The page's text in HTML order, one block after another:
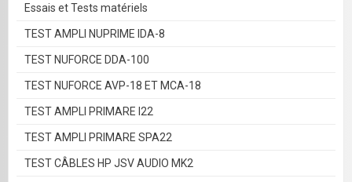
Essais et Tests matériels
TEST AMPLI NUPRIME IDA-8
TEST NUFORCE DDA-100
TEST NUFORCE AVP-18 ET MCA-18
TEST AMPLI PRIMARE I22
TEST AMPLI PRIMARE SPA22
TEST CÂBLES HP JSV AUDIO MK2